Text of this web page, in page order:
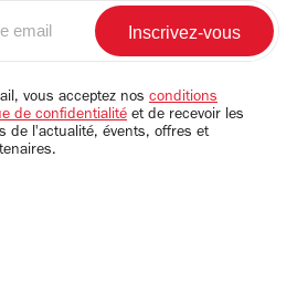
vous acceptez nos conditions
de confidentialité et de recevoir les
de l'actualité, évents, offres et